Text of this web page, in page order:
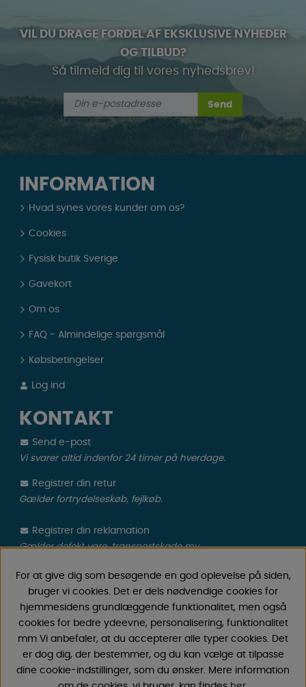
VIL DU DRAGE FORDEL AF EKSKLUSIVE NYHEDER
OG TILBUD?
Så tilmeld dig til vores nyhedsbrev!
Send
INFORMATION
Hvad synes vores kunder om os?
Cookies
Fysisk butik Sverige
Gavekort
Om os
FAQ - Almindelige spørgsmål
Købsbetingelser
Log ind
KONTAKT
Send e-post
Vi svarer altid indenfor 24 timer på hverdage.
Registrer din retur
Gælder fortrydelseskøb, fejlkøb.
Registrer din reklamation
Gælder defekt vare, transportskade mv.
CAMPMARKET
Vi har oparbejdet stor erfaring med campingvogne &
autocamper tilbehør gennem årene, fordi vi har
forhandlet campingvogne & autocampere samt
reservedele og tilbehør til disse siden 1968. Vi tilbyder et
bredt udvalg af forskellige varer inden for camping &
For at give dig som besøgende en god oplevelse på siden,
bruger vi cookies. Det er dels nødvendige cookies for
hjemmesidens grundlæggende funktionalitet, men også
cookies for bedre ydeevne, personalisering, funktionalitet
mm Vi anbefaler, at du accepterer alle typer cookies. Det
er dog dig, der bestemmer, og du kan vælge at tilpasse
dine cookie-indstillinger, som du ønsker. Mere information